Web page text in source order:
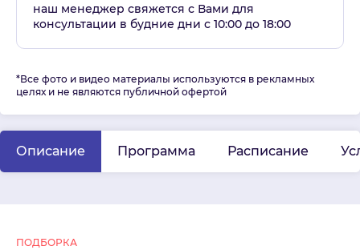
наш менеджер свяжется с Вами для
консультации в будние дни с 10:00 до 18:00
*Все фото и видео материалы используются в рекламных
целях и не являются публичной офертой
Описание Программа Расписание
ПОДБОРКА